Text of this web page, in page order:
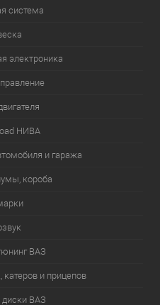
система
электроника
НИВА
и гаража
короба
ВАЗ
катеров и прицепов
ВАЗ